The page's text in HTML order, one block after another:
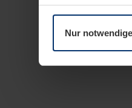
Erläuterung auf
Nur